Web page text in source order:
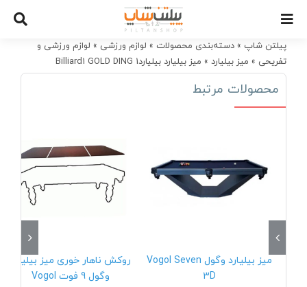
contentپیلتن شاپ » دسته‌بندی محصولات » لوازم ورزشی » لوازم ورزشی و
تفریحی » میز بیلیارد » میز بیلیارد بیلیارد1 Billiard1 GOLD DING
محصولات مرتبط
میز بیلیارد وگول Vogol Seven
3D
روکش ناهار خوری میز بیلیارد
وگول 9 فوت Vogol